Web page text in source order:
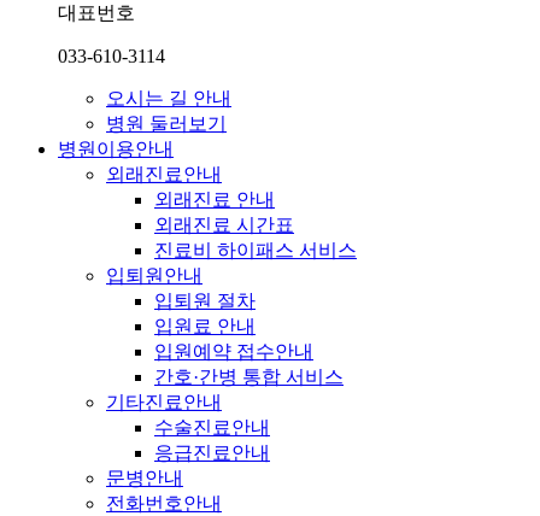
대표번호
033-610-3114
오시는 길 안내
병원 둘러보기
병원이용안내
외래진료안내
외래진료 안내
외래진료 시간표
진료비 하이패스 서비스
입퇴원안내
입퇴원 절차
입원료 안내
입원예약 접수안내
간호·간병 통합 서비스
기타진료안내
수술진료안내
응급진료안내
문병안내
전화번호안내